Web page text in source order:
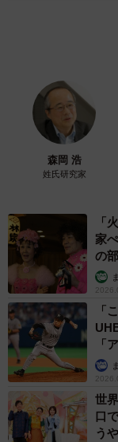
森岡 浩
姓氏研究家
「
家
の
「
「
か」
世
口
う